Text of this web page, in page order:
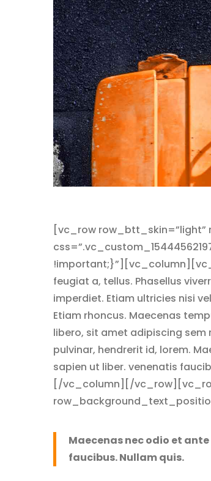
[vc_row
feugiat a, tellus. Phasellus
imperdiet. Etiam ultricies nisi
Etiam rhoncus. Maecenas
libero, sit amet adipiscing sem
pulvinar, hendrerit id, lorem.
sapien ut liber. venenatis
[/vc_column][/
Maecenas nec odio et
faucibus. Nullam quis.